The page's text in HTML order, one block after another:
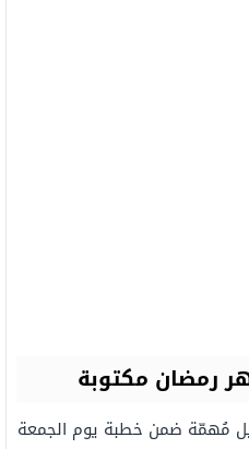
رمضان مكتوبة
مُهمّة ضمن خطبة يوم الجمعة